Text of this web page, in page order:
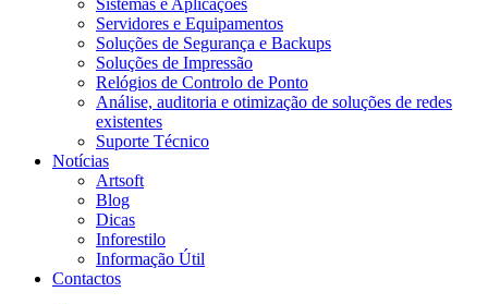
Servidores e Equipamentos
Soluções de Segurança e Backups
Soluções de Impressão
Relógios de Controlo de Ponto
Análise, auditoria e otimização de soluções de redes
existentes
Suporte Técnico
Notícias
Artsoft
Blog
Dicas
Inforestilo
Informação Útil
Contactos